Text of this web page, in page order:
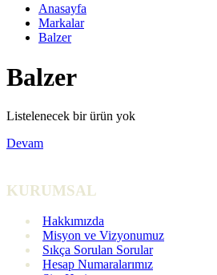
Anasayfa
Markalar
Balzer
Balzer
Listelenecek bir ürün yok
Devam
KURUMSAL
Hakkımızda
Misyon ve Vizyonumuz
Sıkça Sorulan Sorular
Hesap Numaralarımız